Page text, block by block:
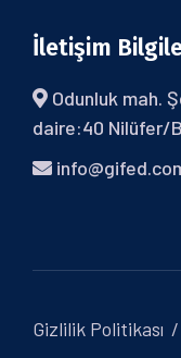
İletişim
Odunluk mah.
daire:40 Nilüfer/
Gizlilik Politikası